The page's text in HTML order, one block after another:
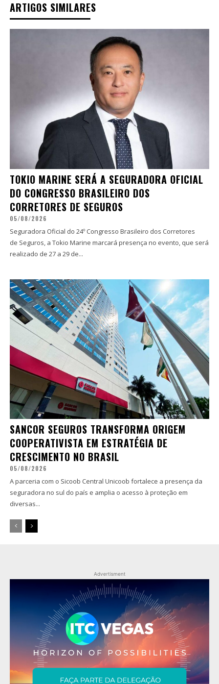
ARTIGOS SIMILARES
TOKIO MARINE SERÁ A SEGURADORA OFICIAL
DO CONGRESSO BRASILEIRO DOS
CORRETORES DE SEGUROS
05/08/2026
Seguradora Oficial do 24º Congresso Brasileiro dos Corretores
de Seguros, a Tokio Marine marcará presença no evento, que será
realizado de 27 a 29 de...
SANCOR SEGUROS TRANSFORMA ORIGEM
COOPERATIVISTA EM ESTRATÉGIA DE
CRESCIMENTO NO BRASIL
05/08/2026
A parceria com o Sicoob Central Unicoob fortalece a presença da
seguradora no sul do país e amplia o acesso à proteção em
diversas...
Advertisment